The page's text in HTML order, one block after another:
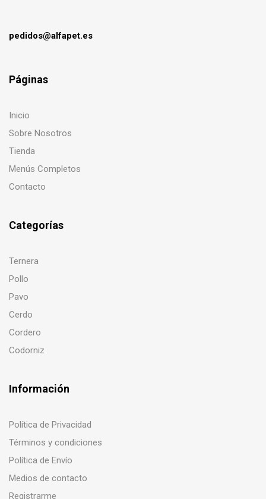
pedidos@alfapet.es
Páginas
Inicio
Sobre Nosotros
Tienda
Menús Completos
Contacto
Categorías
Ternera
Pollo
Pavo
Cerdo
Cordero
Codorniz
Información
Política de Privacidad
Términos y condiciones
Política de Envío
Medios de contacto
Registrarme